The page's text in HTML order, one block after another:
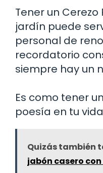
Tener un
jardín puede
personal de
recordatorio
siempre hay un
Es como tener
poesía en tu
Quizás también
jabón casero